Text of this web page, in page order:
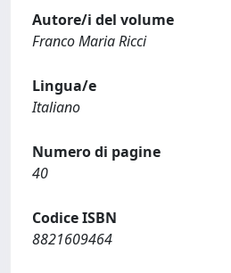
Autore/i del volume
Franco Maria Ricci
Lingua/e
Italiano
Numero di pagine
40
Codice ISBN
8821609464